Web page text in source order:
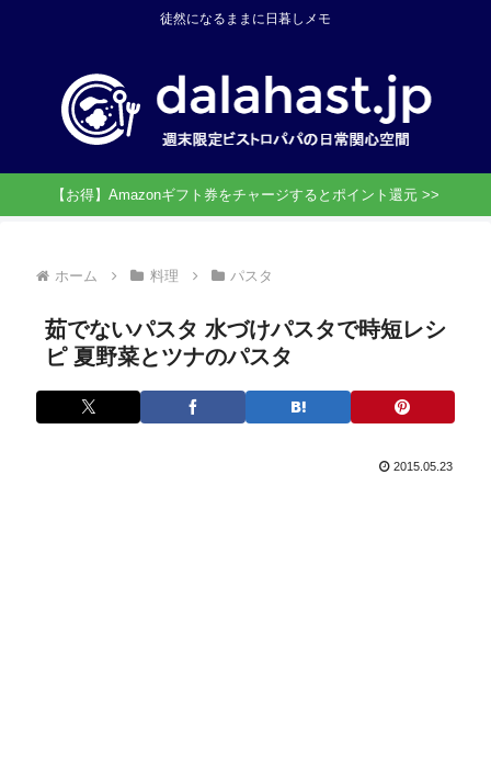
徒然になるままに日暮しメモ
【お得】Amazonギフト券をチャージするとポイント還元 >>
ホーム 料理 パスタ
茹でないパスタ 水づけパスタで時短レシ
ピ 夏野菜とツナのパスタ
2015.05.23